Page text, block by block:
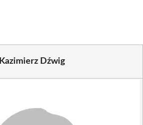
Kazimierz Dźwig